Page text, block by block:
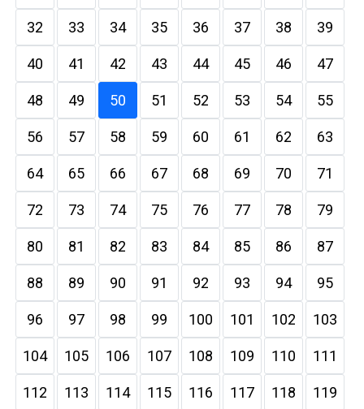
32 33 34 35 36 37 38 39
40 41 42 43 44 45 46 47
48 49 50 51 52 53 54 55
56 57 58 59 60 61 62 63
64 65 66 67 68 69 70 71
72 73 74 75 76 77 78 79
80 81 82 83 84 85 86 87
88 89 90 91 92 93 94 95
96 97 98 99 100 101 102 103
104 105 106 107 108 109 110 111
112 113 114 115 116 117 118 119